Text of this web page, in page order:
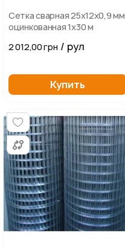
Сетка сварная 25х12х0,9 мм
оцинкованная 1х30 м
2 012,00 грн / рул
Купить